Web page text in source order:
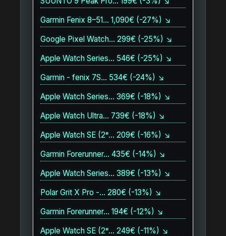
Garmin Fenix 8–51… 1,090€ (-27%) ↘
Google Pixel Watch… 299€ (-25%) ↘
Apple Watch Series… 546€ (-25%) ↘
Garmin - fenix 7S… 534€ (-24%) ↘
Apple Watch Series… 369€ (-18%) ↘
Apple Watch Ultra… 739€ (-18%) ↘
Apple Watch SE (2ᵉ… 209€ (-16%) ↘
Garmin Forerunner… 435€ (-14%) ↘
Apple Watch Series… 389€ (-13%) ↘
Polar Grit X Pro -… 280€ (-13%) ↘
Garmin Forerunner… 194€ (-12%) ↘
Apple Watch SE (2ᵉ… 249€ (-11%) ↘